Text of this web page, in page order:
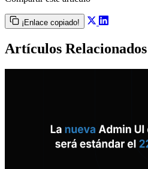
¡Enlace copiado!
Artículos Relacionados